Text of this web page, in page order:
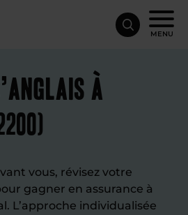
MENU
à
vous, révisez votre
gagner en assurance à
L’approche individualisée